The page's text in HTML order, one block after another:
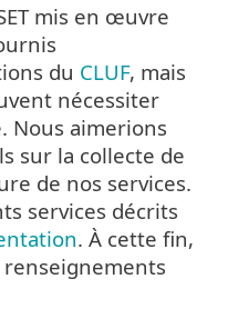
mis en œuvre
du CLUF, mais
nécessiter
Nous aimerions
sur la collecte de
de nos services.
services décrits
. À cette fin,